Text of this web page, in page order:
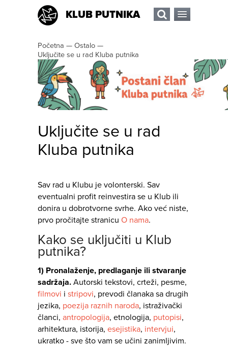
KLUB PUTNIKA
Početna — Ostalo —
Uključite se u rad Kluba putnika
Uključite se u rad
Kluba putnika
Sav rad u Klubu je volonterski. Sav
eventualni profit reinvestira se u Klub ili
donira u dobrotvorne svrhe. Ako već niste,
prvo pročitajte stranicu O nama.
Kako se uključiti u Klub
putnika?
1) Pronalaženje, predlaganje ili stvaranje
sadržaja. Autorski tekstovi, crteži, pesme,
filmovi i stripovi, prevodi članaka sa drugih
jezika, poezija raznih naroda, istraživački
članci, antropologija, etnologija, putopisi,
arhitektura, istorija, esejistika, intervjui,
ukratko - sve što vam se učini zanimljivim.